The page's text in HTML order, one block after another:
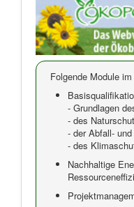
Folgende Module
- Grundlagen
- des
- der Abfall-
- des
Nachhaltige